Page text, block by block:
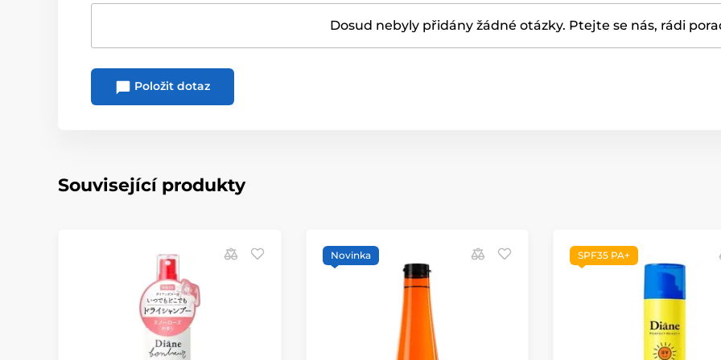
Dosud nebyly přidány žádné otázky. Ptejte se nás, rádi
Položit dotaz
Související produkty
Novinka SPF35 PA+